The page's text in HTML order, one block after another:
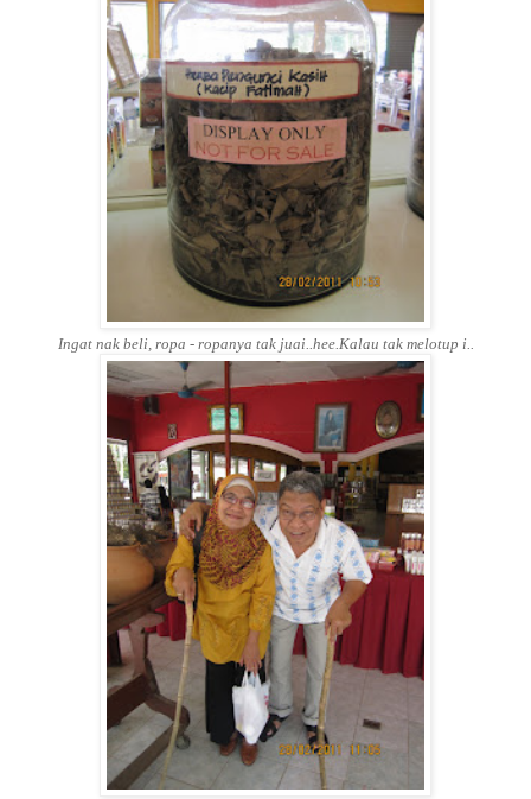
Ingat nak beli, ropa - ropanya tak juai..hee.Kalau tak melotup i..